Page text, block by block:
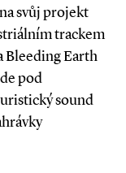
svůj projekt
trackem
Bleeding Earth
pod
sound